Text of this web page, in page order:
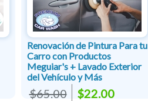
Renovación de Pintura Para tu
Carro con Productos
Meguiar's + Lavado Exterior
del Vehículo y Más
$65.00 $22.00